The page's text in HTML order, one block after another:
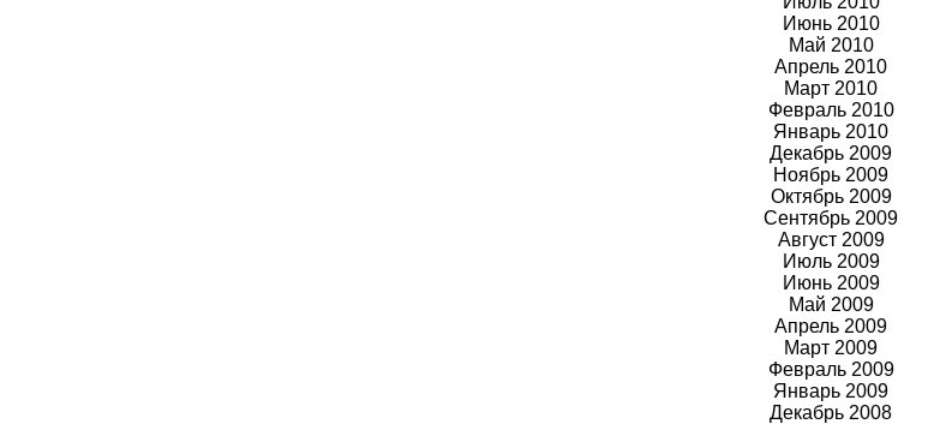
Июнь 2010
Май 2010
Апрель 2010
Март 2010
Февраль 2010
Январь 2010
Декабрь 2009
Ноябрь 2009
Октябрь 2009
Сентябрь 2009
Август 2009
Июль 2009
Июнь 2009
Май 2009
Апрель 2009
Март 2009
Февраль 2009
Январь 2009
Декабрь 2008